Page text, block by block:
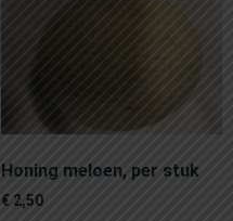
Honing meloen, per stuk
€ 2,50